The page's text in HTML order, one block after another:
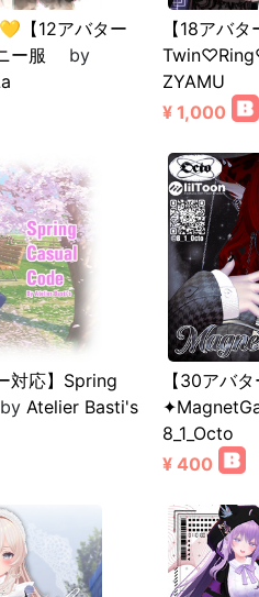
【12アバター
ー服
by
【18アバ
ZYAMU
¥ 1,000
対応】Spring
by Atelier Basti's
【30アバ
8_1_Octo
¥ 400